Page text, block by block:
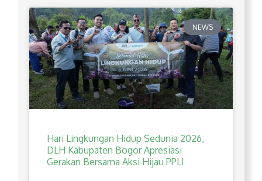
NEWS
Hari Lingkungan Hidup Sedunia 2026,
DLH Kabupaten Bogor Apresiasi
Gerakan Bersama Aksi Hijau PPLI